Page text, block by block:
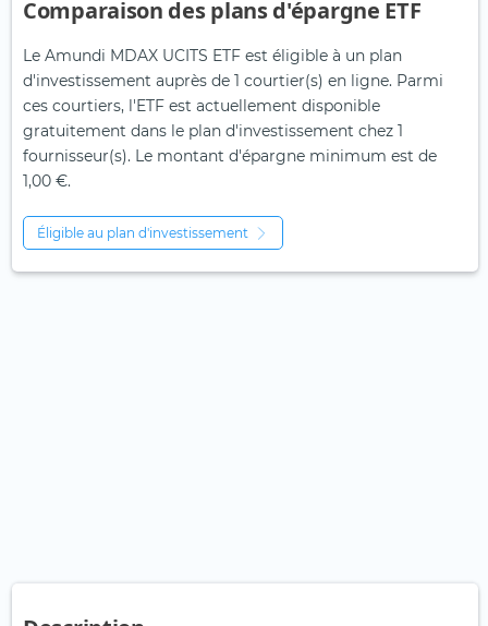
Comparaison des plans d'épargne ETF
Le Amundi MDAX UCITS ETF est éligible à un plan
d'investissement auprès de 1 courtier(s) en ligne. Parmi
ces courtiers, l'ETF est actuellement disponible
gratuitement dans le plan d'investissement chez 1
fournisseur(s). Le montant d'épargne minimum est de
1,00 €.
Éligible au plan d'investissement